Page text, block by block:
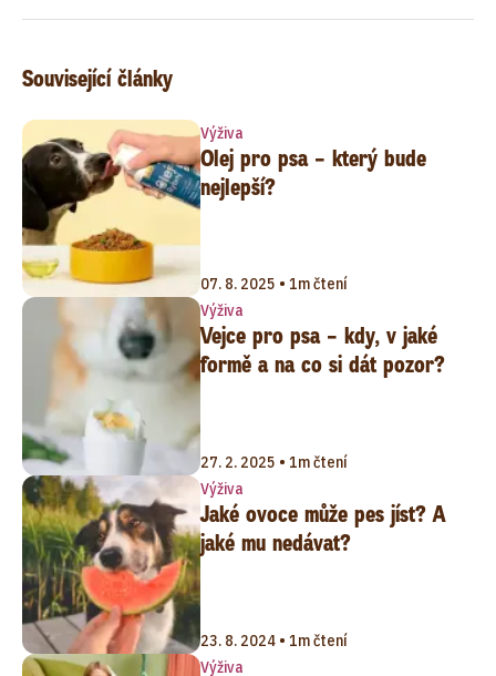
Související články
Výživa
Olej pro psa – který bude
nejlepší?
07. 8. 2025 • 1m čtení
Výživa
Vejce pro psa – kdy, v jaké
formě a na co si dát pozor?
27. 2. 2025 • 1m čtení
Výživa
Jaké ovoce může pes jíst? A
jaké mu nedávat?
23. 8. 2024 • 1m čtení
Výživa